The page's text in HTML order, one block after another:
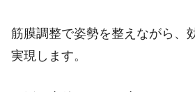
筋膜調整で姿勢を整えながら、
実現します。